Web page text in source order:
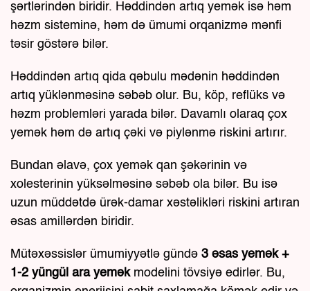
şərtlərindən biridir. Həddindən artıq yemək isə həm
həzm sisteminə, həm də ümumi orqanizmə mənfi
təsir göstərə bilər.
Həddindən artıq qida qəbulu mədənin həddindən
artıq yüklənməsinə səbəb olur. Bu, köp, reflüks və
həzm problemləri yarada bilər. Davamlı olaraq çox
yemək həm də artıq çəki və piylənmə riskini artırır.
Bundan əlavə, çox yemək qan şəkərinin və
xolesterinin yüksəlməsinə səbəb ola bilər. Bu isə
uzun müddətdə ürək-damar xəstəlikləri riskini artıran
əsas amillərdən biridir.
Mütəxəssislər ümumiyyətlə gündə 3 əsas yemək +
1-2 yüngül ara yeməkmodelini tövsiyə edirlər. Bu,